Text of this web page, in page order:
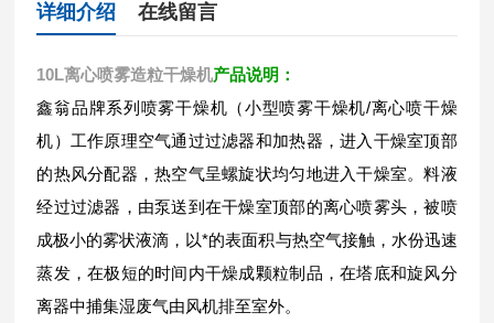
详细介绍 在线留言
10L离心喷雾造粒干燥机产品说明：
鑫翁品牌系列喷雾干燥机（小型喷雾干燥机/离心喷干燥
机）工作原理空气通过过滤器和加热器，进入干燥室顶部
的热风分配器，热空气呈螺旋状均匀地进入干燥室。料液
经过过滤器，由泵送到在干燥室顶部的离心喷雾头，被喷
成极小的雾状液滴，以*的表面积与热空气接触，水份迅速
蒸发，在极短的时间内干燥成颗粒制品，在塔底和旋风分
离器中捕集湿废气由风机排至室外。